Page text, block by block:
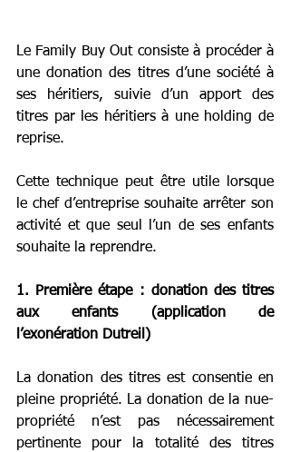
Le Family Buy Out consiste à procéder à
une donation des titres d’une société à
ses héritiers, suivie d’un apport des
titres par les héritiers à une holding de
reprise.
Cette technique peut être utile lorsque
le chef d’entreprise souhaite arrêter son
activité et que seul l’un de ses enfants
souhaite la reprendre.
1. Première étape : donation des titres
aux enfants (application de
l’exonération Dutreil)
La donation des titres est consentie en
pleine propriété. La donation de la nue-
propriété n’est pas nécessairement
pertinente pour la totalité des titres